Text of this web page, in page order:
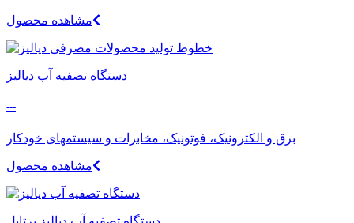
مشاهده محصول
دستگاه تصفیه آب دیالیز
---
برق و الکترونیک، فوتونیک، مخابرات و سیستمهای خودکار
مشاهده محصول